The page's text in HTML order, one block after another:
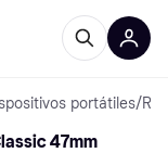
portátiles/
47mm